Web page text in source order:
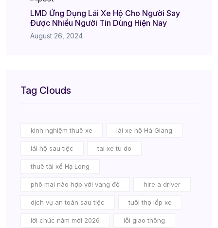
LMD Ứng Dụng Lái Xe Hộ Cho Người Say
Được Nhiều Người Tin Dùng Hiện Nay
August 26, 2024
Tag Clouds
kinh nghiệm thuê xe lái xe hộ Hà Giang
lái hộ sau tiệc tai xe tu do
thuê tài xế Hạ Long
phô mai nào hợp với vang đỏ hire a driver
dịch vụ an toàn sau tiệc tuổi thọ lốp xe
lời chúc năm mới 2026 lỗi giao thông